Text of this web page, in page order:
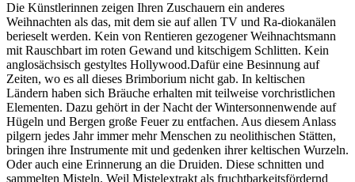
Die Künstlerinnen zeigen Ihren Zuschauern ein anderes
Weihnachten als das, mit dem sie auf allen TV und Ra-diokanälen
berieselt werden. Kein von Rentieren gezogener Weihnachtsmann
mit Rauschbart im roten Gewand und kitschigem Schlitten. Kein
anglosächsisch gestyltes Hollywood.Dafür eine Besinnung auf
Zeiten, wo es all dieses Brimborium nicht gab. In keltischen
Ländern haben sich Bräuche erhalten mit teilweise vorchristlichen
Elementen. Dazu gehört in der Nacht der Wintersonnenwende auf
Hügeln und Bergen große Feuer zu entfachen. Aus diesem Anlass
pilgern jedes Jahr immer mehr Menschen zu neolithischen Stätten,
bringen ihre Instrumente mit und gedenken ihrer keltischen Wurzeln.
Oder auch eine Erinnerung an die Druiden. Diese schnitten und
sammelten Misteln. Weil Mistelextrakt als fruchtbarkeitsfördernd